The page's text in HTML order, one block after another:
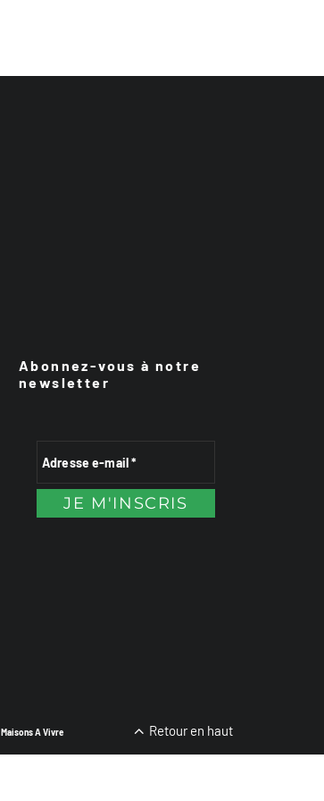
Abonnez-vous à notre
newsletter
Maisons A Vivre Retour en haut